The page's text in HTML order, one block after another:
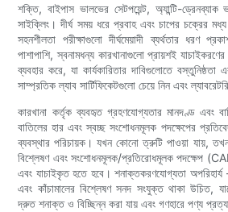
শক্তি, বাইপাস ভালভের সেটপয়েন্ট, অ্যান্টি-ড্রেনব্যাক
সাইক্লিং। দীর্ঘ সময় ধরে প্রবাহ এবং চাপের চক্রের মধ্য
সহনশীলতা পরীক্ষাগুলো দীর্ঘমেয়াদী ব্যর্থতার ধরণ
পাশাপাশি, স্বনামধন্য কারখানাগুলো প্রায়শই
ব্যবহার করে, যা কার্যকারিতার দাবিগুলোতে
সাম্প্রতিক ল্যাব সার্টিফিকেটগুলো চেয়ে নিন এবং
কারখানা কর্তৃক ব্যবহৃত গ্রহণযোগ্যতার মানদণ্ড এবং
বাতিলের হার এবং স্বচ্ছ সংশোধনমূলক পদক্ষেপের
ব্যবস্থার পরিচায়ক। যখন কোনো ত্রুটি পাওয়া যায়,
বিশ্লেষণ এবং সংশোধনমূলক/প্রতিরোধমূলক পদক্ষেপ
এবং যাচাইকৃত হতে হবে। শনাক্তকরণযোগ্যতা
এবং কাঁচামালের বিশ্লেষণ সনদ সংযুক্ত থাকা উচিত,
দ্রুত শনাক্ত ও বিচ্ছিন্ন করা যায় এবং গণহারে পণ্য